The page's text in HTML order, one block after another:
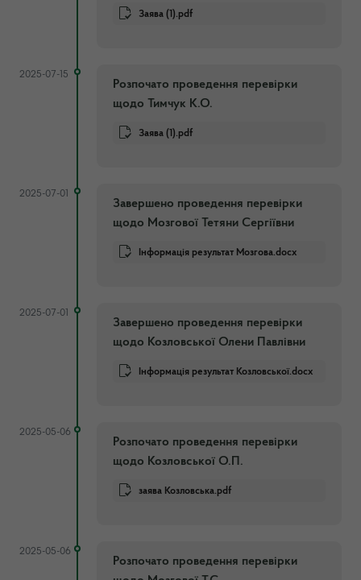
Заява (1).pdf
2025-07-15
Розпочато проведення перевірки
щодо Тимчук К.О.
Заява (1).pdf
2025-07-01
Завершено проведення перевірки
щодо Мозгової Тетяни Сергіївни
Інформація результат Мозгова.docx
2025-07-01
Завершено проведення перевірки
щодо Козловської Олени Павлівни
Інформація результат Козловської.docx
2025-05-06
Розпочато проведення перевірки
щодо Козловської О.П.
заява Козловська.pdf
2025-05-06
Розпочато проведення перевірки